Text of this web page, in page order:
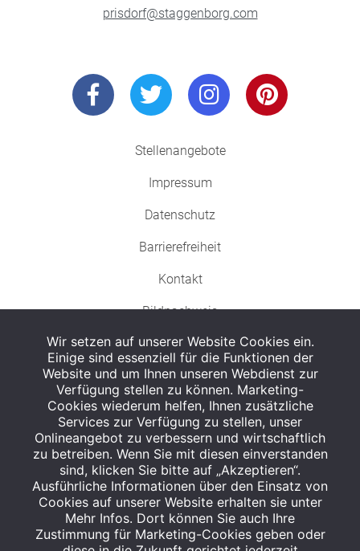
prisdorf@staggenborg.com
Stellenangebote
Impressum
Datenschutz
Barrierefreiheit
Kontakt
Bildnachweis
Abgabe in haushaltsüblichen Mengen, solange der Vorrat reicht. Für Druck-
und Satzfehler keine Haftung.
Zu Risiken und Nebenwirkungen lesen Sie die Packungsbeilage und fragen
Sie Ihren Arzt oder Apotheker.
Angabe nach der deutschen Arzneimitteltaxe Apothekenerstattungspreis
(AEP). Der AEP ist keine unverbindliche Preisempfehlung der Hersteller. Der
AEP ist ein von den Apotheken in Ansatz gebrachter Preis für rezeptfreie
Arzneimittel. Er entspricht in der Höhe dem für Apotheken verbindlichen
Abgabepreis, zu dem eine Apotheke in bestimmten Fällen (z.B. bei Kindern
unter 12 Jahren) das Produkt mit der gesetzlichen Krankenversicherung
abrechnet. Der AEP ist der allgemeine Erstattungspreis im Falle einer
Wir setzen auf unserer Website Cookies ein.
Einige sind essenziell für die Funktionen der
Website und um Ihnen unseren Webdienst zur
Verfügung stellen zu können. Marketing-
Cookies wiederum helfen, Ihnen zusätzliche
Services zur Verfügung zu stellen, unser
Onlineangebot zu verbessern und wirtschaftlich
zu betreiben. Wenn Sie mit diesen einverstanden
sind, klicken Sie bitte auf „Akzeptieren“.
Ausführliche Informationen über den Einsatz von
Cookies auf unserer Website erhalten sie unter
Mehr Infos. Dort können Sie auch Ihre
Zustimmung für Marketing-Cookies geben oder